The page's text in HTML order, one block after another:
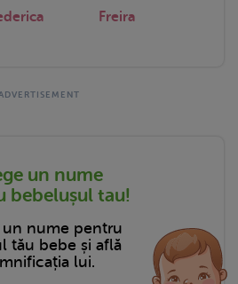
Freira
un nume
bebelușul tau!
un nume pentru
tău bebe și află
lui.